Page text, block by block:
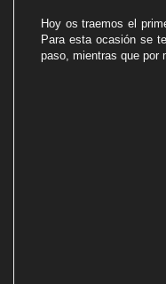
Hoy os traemos el
Para esta ocasión se
paso, mientras que por